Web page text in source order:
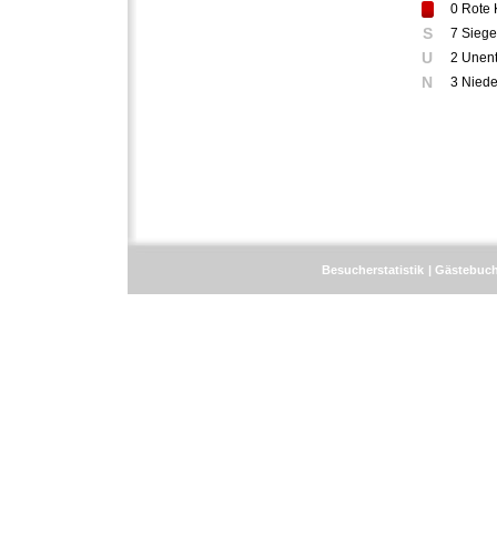
0 Rote
S 7 Siege
U 2
N 3
Besucherstatistik